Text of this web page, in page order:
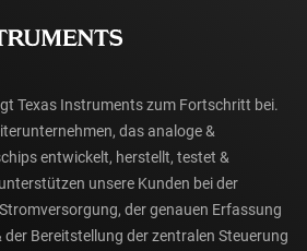
Texas Instruments zum Fortschritt bei.
das analoge &
entwickelt, herstellt, testet &
unsere Kunden bei der
der genauen Erfassung
Bereitstellung der zentralen Steuerung